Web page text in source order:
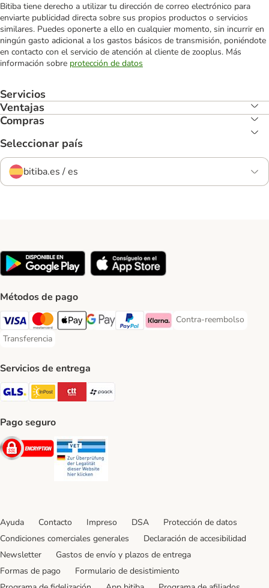
Bitiba tiene derecho a utilizar tu dirección de correo electrónico para
enviarte publicidad directa sobre sus propios productos o servicios
similares. Puedes oponerte a ello en cualquier momento, sin incurrir en
ningún gasto adicional a los gastos básicos de transmisión, poniéndote
en contacto con el servicio de atención al cliente de zooplus. Más
información sobre protección de datos
Servicios
Ventajas
Compras
Seleccionar país
bitiba.es / es
Métodos de pago
Visa Payment Method
Mastercard Payment Method
Apple Pay Payment Method
Google Pay Payment Method
PayPal Payment Method
Klarna Payment Method
Contra-reembolso
Contra-reembolso
Transferencia
Transferencia Payment Method
Servicios de entrega
GLS Shipping Method
InPost Shipping Method
CTTExpress Shipping Method
paack Shipping Method
Pago seguro
Security
Ayuda Contacto Impreso DSA
Protección de datos
Condiciones comerciales generales
Declaración de accesibilidad
Newsletter
Gastos de envío y plazos de entrega
Formas de pago
Formulario de desistimiento